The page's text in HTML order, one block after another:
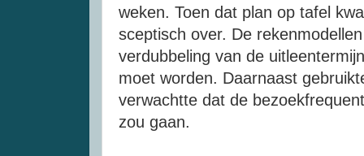
weken. Toen dat plan op tafel
sceptisch over. De
verdubbeling van de
moet worden. Daarnaast
verwachtte dat de
zou gaan.